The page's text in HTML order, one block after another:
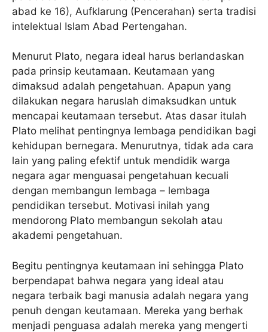
abad ke 16), Aufklarung (Pencerahan) serta tradisi
intelektual Islam Abad Pertengahan.
Menurut Plato, negara ideal harus berlandaskan
pada prinsip keutamaan. Keutamaan yang
dimaksud adalah pengetahuan. Apapun yang
dilakukan negara haruslah dimaksudkan untuk
mencapai keutamaan tersebut. Atas dasar itulah
Plato melihat pentingnya lembaga pendidikan bagi
kehidupan bernegara. Menurutnya, tidak ada cara
lain yang paling efektif untuk mendidik warga
negara agar menguasai pengetahuan kecuali
dengan membangun lembaga – lembaga
pendidikan tersebut. Motivasi inilah yang
mendorong Plato membangun sekolah atau
akademi pengetahuan.
Begitu pentingnya keutamaan ini sehingga Plato
berpendapat bahwa negara yang ideal atau
negara terbaik bagi manusia adalah negara yang
penuh dengan keutamaan. Mereka yang berhak
menjadi penguasa adalah mereka yang mengerti